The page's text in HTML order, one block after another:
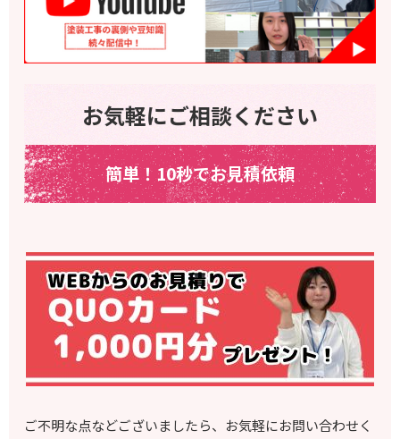
お気軽にご相談ください
簡単！10秒でお見積依頼
ご不明な点などございましたら、お気軽にお問い合わせく